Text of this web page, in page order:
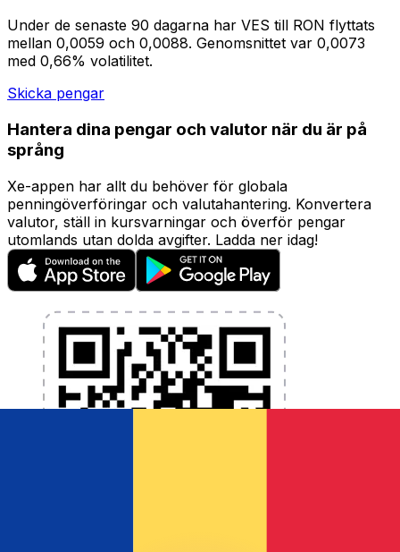
Under de senaste 90 dagarna har VES till RON flyttats
mellan 0,0059 och 0,0088. Genomsnittet var 0,0073
med 0,66% volatilitet.
Skicka pengar
Hantera dina pengar och valutor när du är på
språng
Xe-appen har allt du behöver för globala
penningöverföringar och valutahantering. Konvertera
valutor, ställ in kursvarningar och överför pengar
utomlands utan dolda avgifter. Ladda ner idag!